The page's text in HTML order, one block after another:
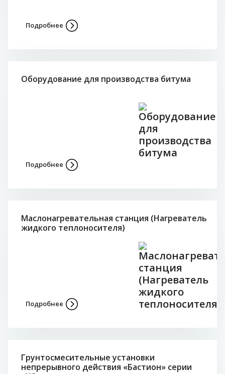
Подробнее
Оборудование для производства битума
Подробнее
Маслонагревательная станция (Нагреватель
жидкого теплоносителя)
Подробнее
Грунтосмесительные установки
непрерывного действия «Бастион» серии